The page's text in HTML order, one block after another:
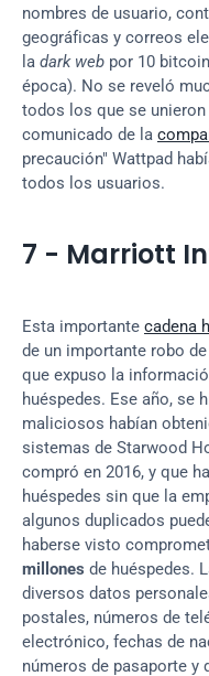
nombres de usuario,
geográficas y correos
la dark web por 10
época). No se reveló
todos los que se
comunicado de la
precaución" Wattpad
todos los usuarios.
7 - Marriott
Esta importante cadena
de un importante robo
que expuso la
huéspedes. Ese año, se
maliciosos habían
sistemas de Starwood
compró en 2016, y que
huéspedes sin que la
algunos duplicados
haberse visto
millones de huéspedes.
diversos datos
postales, números de
electrónico, fechas de
números de pasaporte y